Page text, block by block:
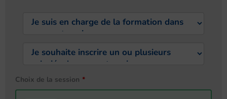
Choix de la session